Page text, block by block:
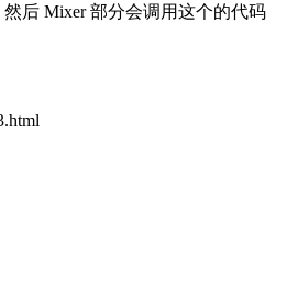
然后 Mixer 部分会调用这个的代码